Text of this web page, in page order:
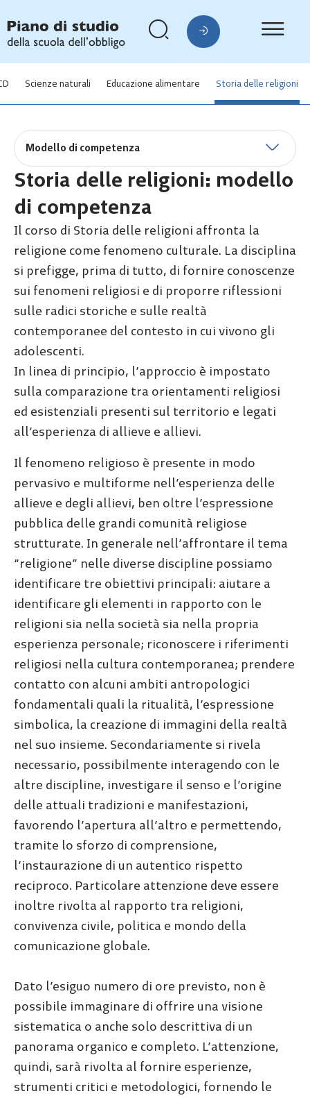
Scienze naturali Educazione alimentare Storia delle religioni
Modello di competenza
Storia delle religioni: modello
di competenza
Il corso di Storia delle religioni affronta la
religione come fenomeno culturale. La disciplina
si prefigge, prima di tutto, di fornire conoscenze
sui fenomeni religiosi e di proporre riflessioni
sulle radici storiche e sulle realtà
contemporanee del contesto in cui vivono gli
adolescenti.
In linea di principio, l’approccio è impostato
sulla comparazione tra orientamenti religiosi
ed esistenziali presenti sul territorio e legati
all’esperienza di allieve e allievi.
Il fenomeno religioso è presente in modo
pervasivo e multiforme nell’esperienza delle
allieve e degli allievi, ben oltre l’espressione
pubblica delle grandi comunità religiose
strutturate. In generale nell’affrontare il tema
“religione” nelle diverse discipline possiamo
identificare tre obiettivi principali: aiutare a
identificare gli elementi in rapporto con le
religioni sia nella società sia nella propria
esperienza personale; riconoscere i riferimenti
religiosi nella cultura contemporanea; prendere
contatto con alcuni ambiti antropologici
fondamentali quali la ritualità, l’espressione
simbolica, la creazione di immagini della realtà
nel suo insieme. Secondariamente si rivela
necessario, possibilmente interagendo con le
altre discipline, investigare il senso e l’origine
delle attuali tradizioni e manifestazioni,
favorendo l’apertura all’altro e permettendo,
tramite lo sforzo di comprensione,
l’instaurazione di un autentico rispetto
reciproco. Particolare attenzione deve essere
inoltre rivolta al rapporto tra religioni,
convivenza civile, politica e mondo della
comunicazione globale.
Dato l’esiguo numero di ore previsto, non è
possibile immaginare di offrire una visione
sistematica o anche solo descrittiva di un
panorama organico e completo. L’attenzione,
quindi, sarà rivolta al fornire esperienze,
strumenti critici e metodologici, fornendo le